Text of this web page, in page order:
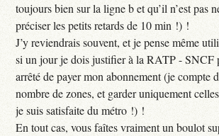
toujours bien sur la ligne b et qu’il n’est pas
préciser les petits retards de 10 min !) !
J’y reviendrais souvent, et je pense même
si un jour je dois justifier à la RATP - SNCF
arrêté de payer mon abonnement (je compte
nombre de zones, et garder uniquement
je suis satisfaite du métro !) !
En tout cas, vous faîtes vraiment un boulot